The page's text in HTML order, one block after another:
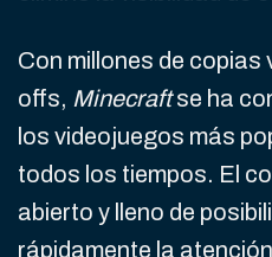
Con millones de copias
offs, Minecraftse ha
los videojuegos más
todos los tiempos. El
abierto y lleno de
rápidamente la